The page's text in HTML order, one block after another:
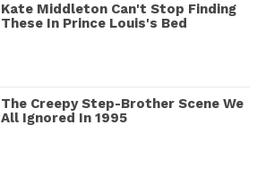
Kate Middleton Can't Stop Finding
These In Prince Louis's Bed
The Creepy Step-Brother Scene We
All Ignored In 1995